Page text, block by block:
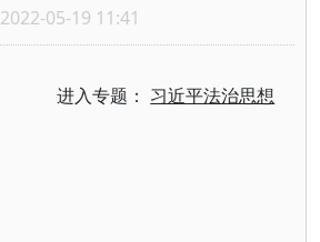
2022-05-19 11:41
进入专题： 习近平法治思想